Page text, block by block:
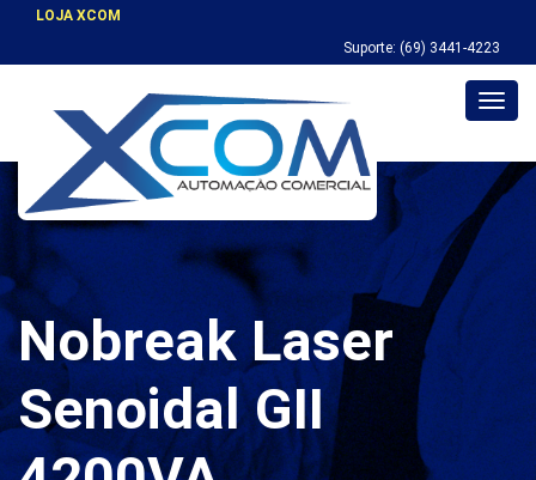
LOJA XCOM
Suporte: (69) 3441-4223
Nobreak Laser
Senoidal GII